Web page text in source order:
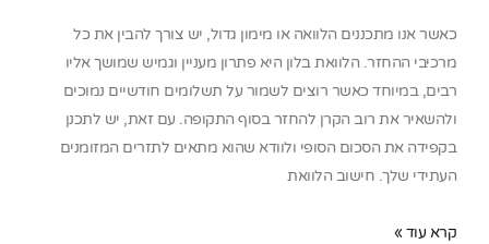
כאשר אנו מתכננים הלוואה או מימון גדול, יש צורך להבין את כל
מרכיבי ההחזר. הלוואת בלון היא פתרון מעניין וגמיש שמושך אליו
רבים, במיוחד כאשר רוצים לשמור על תשלומים חודשיים נמוכים
ולהשאיר את רוב הקרן להחזר בסוף התקופה. עם זאת, יש לתכנן
בקפידה את הסכום הסופי ולוודא שהוא מתאים לתזרים המזומנים
העתידי שלך. חישוב הלוואת
קרא עוד »